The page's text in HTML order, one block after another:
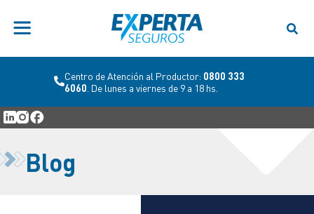
Centro de Atención al Productor: 0800 333
6060 . De lunes a viernes de 9 a 18 hs.
Blog